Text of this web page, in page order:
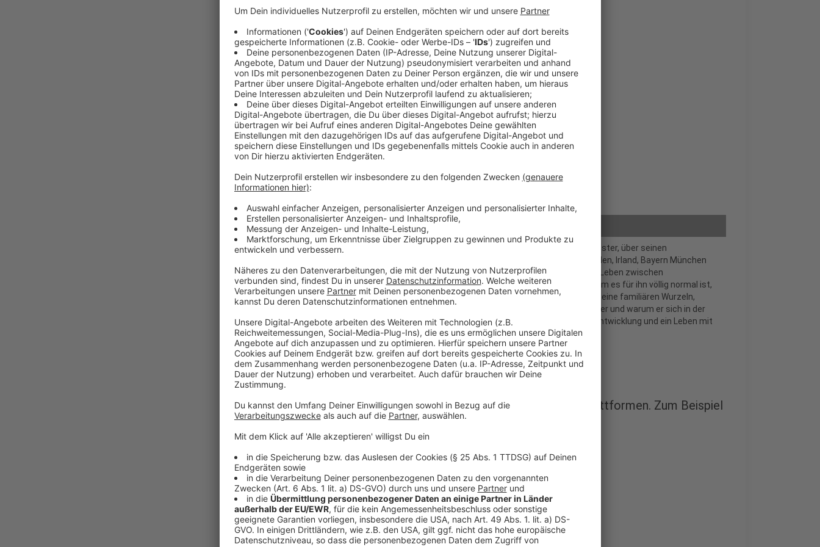
Veröffentlicht: Freitag, 03.11.2023 14:00
Anzeige
Hier den Podcast anhören
Anzeige
Anzeige
©ANTENNE MÜNSTER
In dieser Folge spricht Ryan Johansson, Neuzugang von Preußen Münster, über seinen
internationalen Weg durch den Fußball – von Luxemburg über Schweden, Irland, Bayern München
und Sevilla bis nach Münster. Der Offensivspieler erzählt, wie ihn das Leben zwischen
verschiedenen Ländern, Kulturen und Sprachen geprägt hat und warum es für ihn völlig normal ist,
fließend sechs Sprachen zu sprechen. Außerdem spricht Ryan über seine familiären Wurzeln,
seine Zeit in der Jugend bei großen Vereinen, seine Freundin in Münster und warum er sich in der
Stadt schon gut eingelebt hat. Ein Gespräch über Fußball, Identität, Entwicklung und ein Leben mit
vielen Stationen.
Anzeige
Den Podcast gibt es auf allen gängigen Podcast-Plattformen. Zum Beispiel
hier:
Anzeige
RTL+
Apple Podcasts
Spotify